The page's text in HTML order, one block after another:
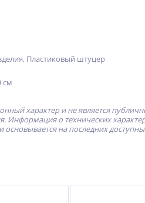
Пластиковый штуцер
см
характер и не является
о технических
на последних